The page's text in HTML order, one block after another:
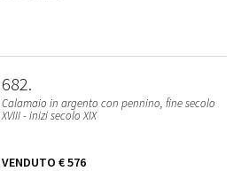
682
Calamaio in argento con pennino, fine secolo
XVIII - inizi secolo XIX
VENDUTO € 576